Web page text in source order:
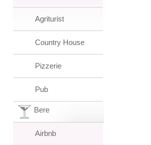
Agriturist
Country House
Pizzerie
Pub
Bere
Airbnb